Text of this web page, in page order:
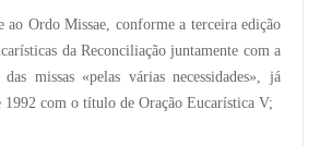
ao Ordo Missae, conforme a terceira edição
da Reconciliação juntamente com a
missas «pelas várias necessidades», já
1992 com o título de Oração Eucarística V;